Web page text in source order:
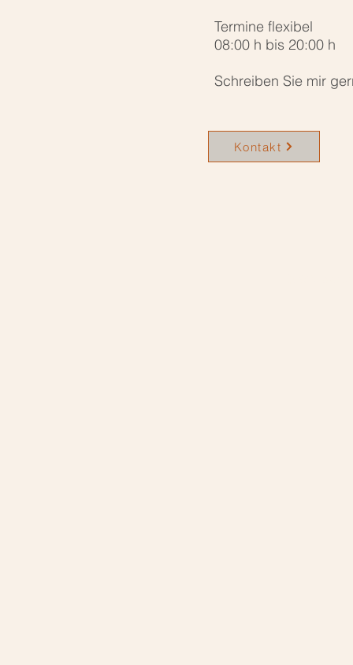
Termine flexibel
08:00 h bis 20:00 h
Schreiben Sie mir
Kontakt